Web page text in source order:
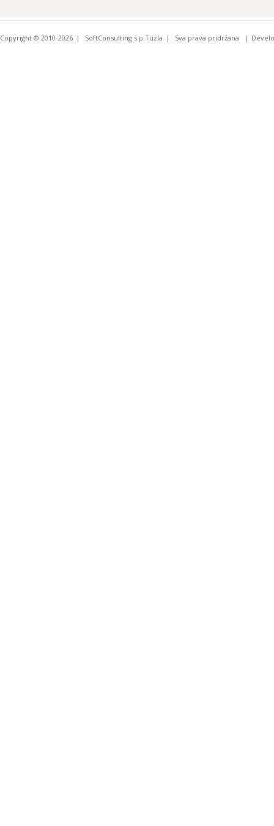
Copyright © 2010-2026 SoftConsulting s.p.Tuzla Sva prava pridržana